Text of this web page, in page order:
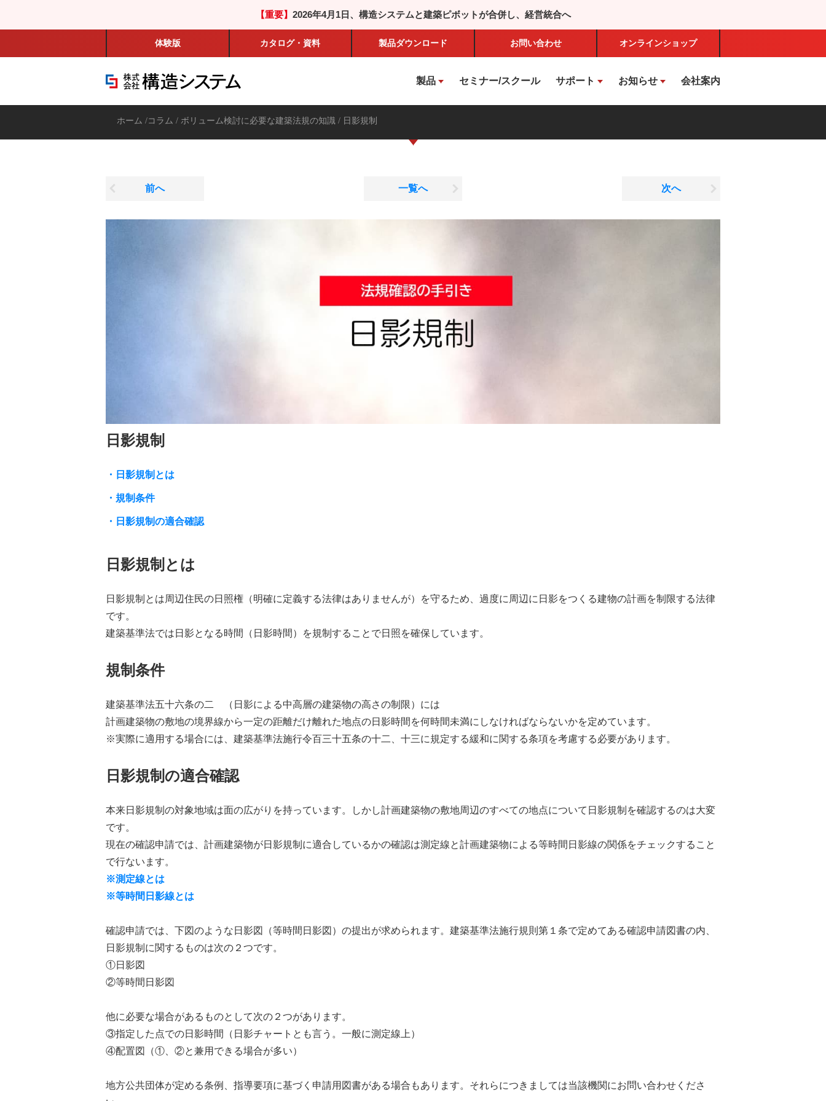
【重要】 2026年4月1日、構造システムと建築ピボットが合併し、経営統合へ
体験版 カタログ・資料 製品ダウンロード お問い合わせ オンラインショップ
製品 セミナー/スクール サポート お知らせ 会社案内
ホーム /コラム / ボリューム検討に必要な建築法規の知識 / 日影規制
前へ 一覧へ 次へ
日影規制
・日影規制とは
・規制条件
・日影規制の適合確認
日影規制とは
日影規制とは周辺住民の日照権（明確に定義する法律はありませんが）を守るため、過度に周辺に日影をつくる建物の計画を制限する法律
です。
建築基準法では日影となる時間（日影時間）を規制することで日照を確保しています。
規制条件
建築基準法五十六条の二 （日影による中高層の建築物の高さの制限）には
計画建築物の敷地の境界線から一定の距離だけ離れた地点の日影時間を何時間未満にしなければならないかを定めています。
※実際に適用する場合には、建築基準法施行令百三十五条の十二、十三に規定する緩和に関する条項を考慮する必要があります。
日影規制の適合確認
本来日影規制の対象地域は面の広がりを持っています。しかし計画建築物の敷地周辺のすべての地点について日影規制を確認するのは大変
です。
現在の確認申請では、計画建築物が日影規制に適合しているかの確認は測定線と計画建築物による等時間日影線の関係をチェックすること
で行ないます。
※測定線とは
※等時間日影線とは
確認申請では、下図のような日影図（等時間日影図）の提出が求められます。建築基準法施行規則第１条で定めてある確認申請図書の内、
日影規制に関するものは次の２つです。
①日影図
②等時間日影図
他に必要な場合があるものとして次の２つがあります。
③指定した点での日影時間（日影チャートとも言う。一般に測定線上）
④配置図（①、②と兼用できる場合が多い）
地方公共団体が定める条例、指導要項に基づく申請用図書がある場合もあります。それらにつきましては当該機関にお問い合わせくださ